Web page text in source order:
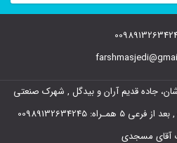
جاده قدیم آران و بیدگل , شهرک صنعتی
سلیمان صباحی , انتهای بلوار یک , بعد از فرعی 5 همـراه: 00989132634245
آقای مسجدی